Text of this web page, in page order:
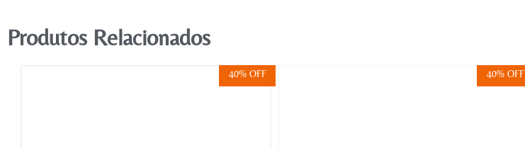
Produtos Relacionados
40% OFF 40% OFF